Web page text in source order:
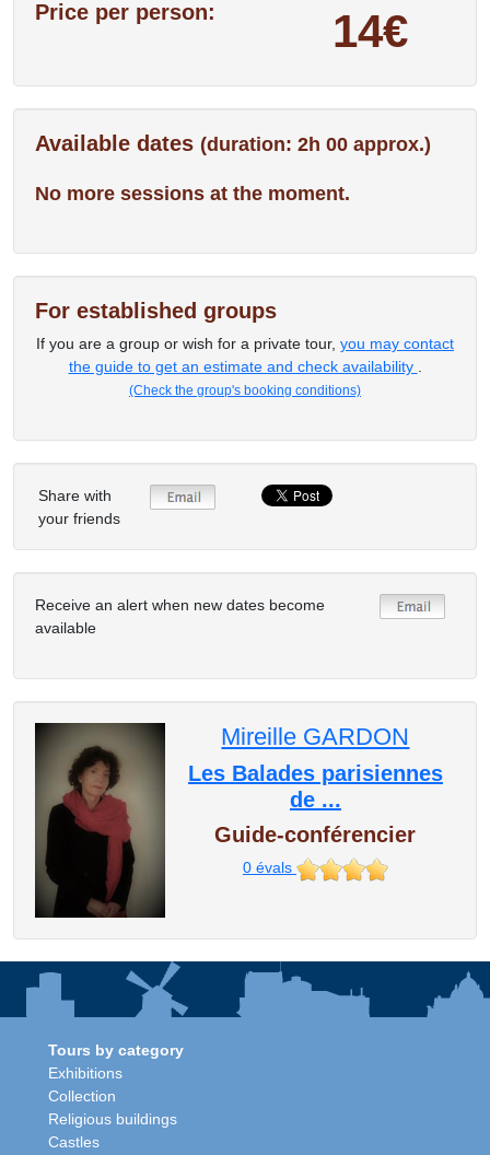
Price per person: 14€
Available dates (duration: 2h 00 approx.)
No more sessions at the moment.
For established groups
If you are a group or wish for a private tour, you may contact
the guide to get an estimate and check availability
(Check the group's booking conditions)
Share with
your friends
Receive an alert when new dates become
available
Mireille GARDON
Les Balades parisiennes
de ...
Guide-conférencier
0évals
Tours by category
Exhibitions
Collection
Religious buildings
Castles